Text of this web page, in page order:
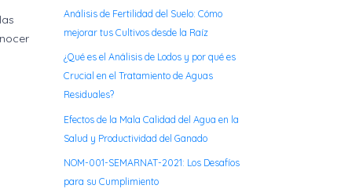
Análisis de Fertilidad del Suelo: Cómo
mejorar tus Cultivos desde la Raíz
¿Qué es el Análisis de Lodos y por qué es
Crucial en el Tratamiento de Aguas
Residuales?
Efectos de la Mala Calidad del Agua en la
Salud y Productividad del Ganado
NOM-001-SEMARNAT-2021: Los Desafíos
para su Cumplimiento